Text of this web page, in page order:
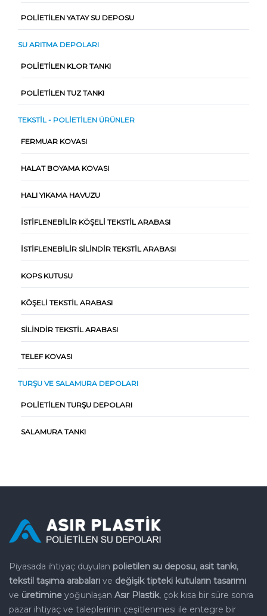
POLIETILEN YATAY SU DEPOSU
SU ARITMA DEPOLARI
POLIETILEN KLOR TANKI
POLIETILEN TUZ TANKI
TEKSTIL - POLIETILEN ÜRÜNLER
FERMUAR KOVASI
HALAT BOYAMA KOVASI
HALI YIKAMA HAVUZU
İSTIFLENEBILIR KÖŞELI TEKSTIL ARABASI
İSTIFLENEBILIR SILINDIR TEKSTIL ARABASI
KOPS KUTUSU
KÖŞELI TEKSTIL ARABASI
SILINDIR TEKSTIL ARABASI
TELEF KOVASI
TURŞU VE SALAMURA DEPOLARI
POLIETILEN TURŞU DEPOLARI
SALAMURA TANKI
Piyasada ihtiyaç duyulan polietilen su deposu, asit tankı,
tekstil taşıma arabaları ve değişik tipteki kutuların tasarımı
ve üretimine yoğunlaşan Asır Plastik, çok kısa bir süre sonra
pazar ihtiyaç ve taleplerinin çeşitlenmesi ile entegre bir